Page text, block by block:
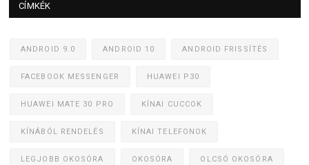
CÍMKÉK
ANDROID 9.0 ANDROID 10 ANDROID FRISSÍTÉS
FACEBOOK MESSENGER HUAWEI P30
HUAWEI MATE 30 PRO KÍNAI CUCCOK
KÍNÁBÓL RENDELÉS KÍNAI TELEFONOK
LEGJOBB OKOSÓRA OKOSÓRA OLCSÓ OKOSÓRA